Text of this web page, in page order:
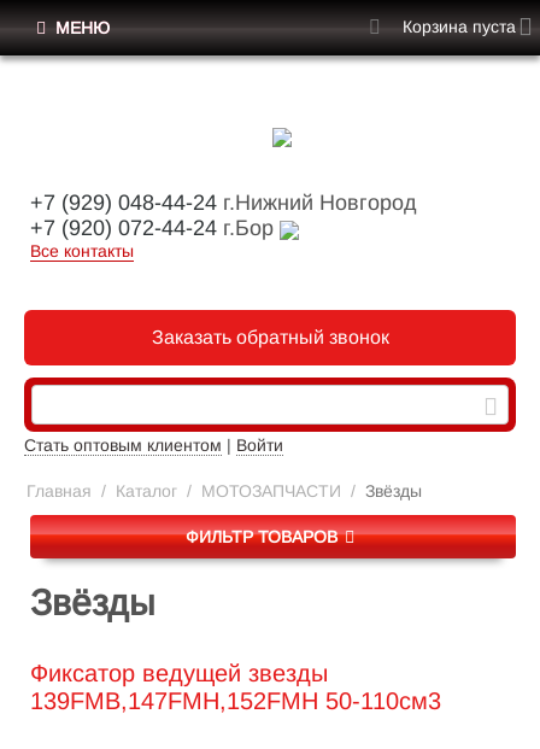
+7 (929) 048-44-24 г.Нижний Новгород
+7 (920) 072-44-24 г.Бор
Все контакты
Заказать обратный звонок
Стать оптовым клиентом | Войти
МЕНЮ Корзина пуста
Главная / Каталог / МОТОЗАПЧАСТИ / Звёзды
ФИЛЬТР ТОВАРОВ
Звёзды
Фиксатор ведущей звезды
139FMB,147FMH,152FMH 50-110см3